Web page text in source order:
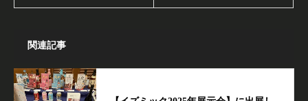
関連記事